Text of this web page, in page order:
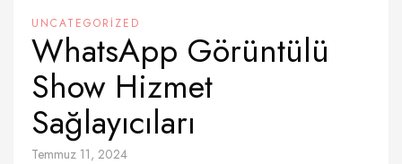
UNCATEGORIZED
WhatsApp Görüntülü
Show Hizmet
Sağlayıcıları
Temmuz 11, 2024